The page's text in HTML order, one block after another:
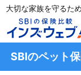
大切な家族を守るた
SBIのペット